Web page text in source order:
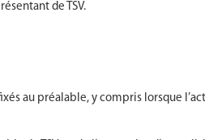
de TSV.
au préalable, y compris lorsque